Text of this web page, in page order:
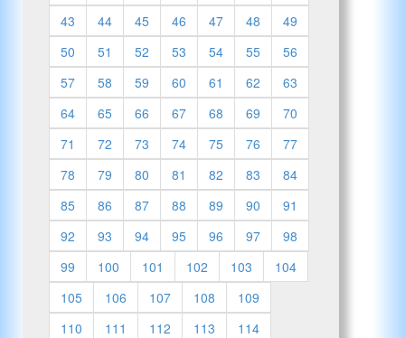
43
44 45 46 47 48
49
50
51 52 53 54 55
56
57
58 59 60 61 62
63
64
65 66 67 68 69
70
71
72 73 74 75 76
77
78
79 80 81 82 83
84
85
86 87 88 89 90
91
92
93 94 95 96 97
98
99
100 101 102 103
104
105
106 107 108
109
110
111 112 113
114